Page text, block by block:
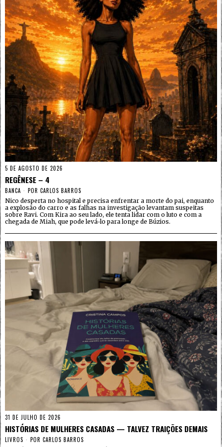
5 DE AGOSTO DE 2026
REGÊNESE – 4
BANCA POR CARLOS BARROS
Nico desperta no hospital e precisa enfrentar a morte do pai, enquanto
a explosão do carro e as falhas na investigação levantam suspeitas
sobre Ravi. Com Kira ao seu lado, ele tenta lidar com o luto e com a
chegada de Miah, que pode levá-lo para longe de Búzios.
31 DE JULHO DE 2026
HISTÓRIAS DE MULHERES CASADAS — TALVEZ TRAIÇÕES DEMAIS
LIVROS POR CARLOS BARROS